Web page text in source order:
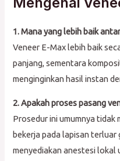
1. Mana yang lebih baik
Veneer E-Max lebih baik
panjang, sementara
menginginkan hasil instan
2. Apakah proses pasang
Prosedur ini umumnya tidak
bekerja pada lapisan terluar
menyediakan anestesi